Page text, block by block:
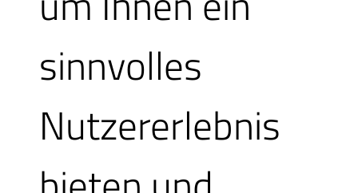
verschenken oder
wählen
sinnvolles
Nutzererlebnis